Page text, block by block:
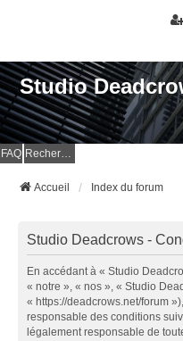
Studio
FAQ Rechercher
Accueil Index du forum
Studio Deadcrows -
En accédant à « Studio
« notre », « nos », « Studio
« https://deadcrows.net/forum
responsable des conditions
légalement responsable de